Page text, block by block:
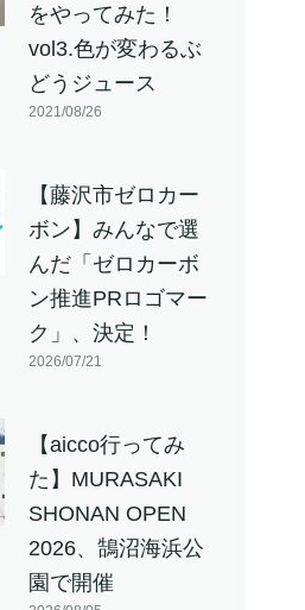
をやってみた！
vol3.色が変わるぶ
どうジュース
2021/08/26
【藤沢市ゼロカー
ボン】みんなで選
んだ「ゼロカーボ
ン推進PRロゴマー
ク」、決定！
2026/07/21
【aicco行ってみ
た】MURASAKI
SHONAN OPEN
2026、鵠沼海浜公
園で開催